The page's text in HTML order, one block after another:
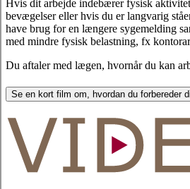
Hvis dit arbejde indebærer fysisk
bevægelser eller hvis du er langvarig
have brug for en længere sygemelding
med mindre fysisk belastning, fx
Du aftaler med lægen, hvornår du kan
Se en kort film om, hvordan du forbereder